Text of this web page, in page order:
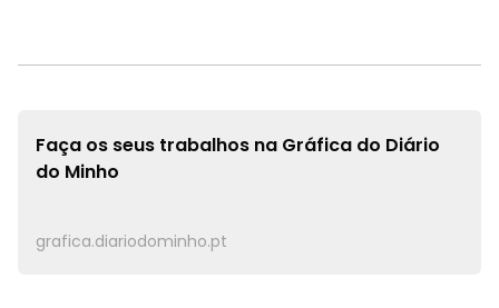
Faça os seus trabalhos na Gráfica do Diário
do Minho
grafica.diariodominho.pt